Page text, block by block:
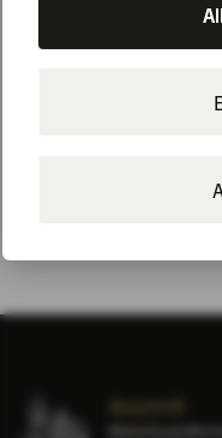
Burg erstrahlen. Sehen
wundervolle Wesen